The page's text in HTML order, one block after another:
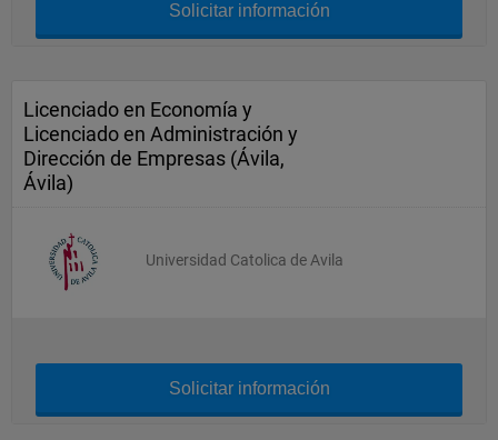
Solicitar información
Licenciado en Economía y
Licenciado en Administración y
Dirección de Empresas (Ávila,
Ávila)
Universidad Catolica de Avila
Solicitar información